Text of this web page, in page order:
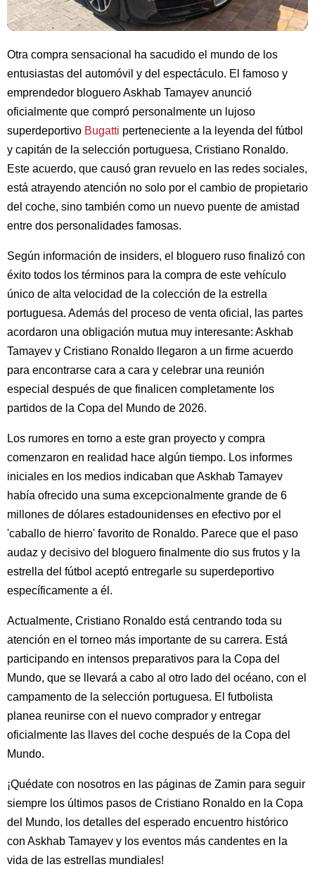
Otra compra sensacional ha sacudido el mundo de los
entusiastas del automóvil y del espectáculo. El famoso y
emprendedor bloguero Askhab Tamayev anunció
oficialmente que compró personalmente un lujoso
superdeportivo Bugatti perteneciente a la leyenda del fútbol
y capitán de la selección portuguesa, Cristiano Ronaldo.
Este acuerdo, que causó gran revuelo en las redes sociales,
está atrayendo atención no solo por el cambio de propietario
del coche, sino también como un nuevo puente de amistad
entre dos personalidades famosas.
Según información de insiders, el bloguero ruso finalizó con
éxito todos los términos para la compra de este vehículo
único de alta velocidad de la colección de la estrella
portuguesa. Además del proceso de venta oficial, las partes
acordaron una obligación mutua muy interesante: Askhab
Tamayev y Cristiano Ronaldo llegaron a un firme acuerdo
para encontrarse cara a cara y celebrar una reunión
especial después de que finalicen completamente los
partidos de la Copa del Mundo de 2026.
Los rumores en torno a este gran proyecto y compra
comenzaron en realidad hace algún tiempo. Los informes
iniciales en los medios indicaban que Askhab Tamayev
había ofrecido una suma excepcionalmente grande de 6
millones de dólares estadounidenses en efectivo por el
'caballo de hierro' favorito de Ronaldo. Parece que el paso
audaz y decisivo del bloguero finalmente dio sus frutos y la
estrella del fútbol aceptó entregarle su superdeportivo
específicamente a él.
Actualmente, Cristiano Ronaldo está centrando toda su
atención en el torneo más importante de su carrera. Está
participando en intensos preparativos para la Copa del
Mundo, que se llevará a cabo al otro lado del océano, con el
campamento de la selección portuguesa. El futbolista
planea reunirse con el nuevo comprador y entregar
oficialmente las llaves del coche después de la Copa del
Mundo.
¡Quédate con nosotros en las páginas de Zamin para seguir
siempre los últimos pasos de Cristiano Ronaldo en la Copa
del Mundo, los detalles del esperado encuentro histórico
con Askhab Tamayev y los eventos más candentes en la
vida de las estrellas mundiales!